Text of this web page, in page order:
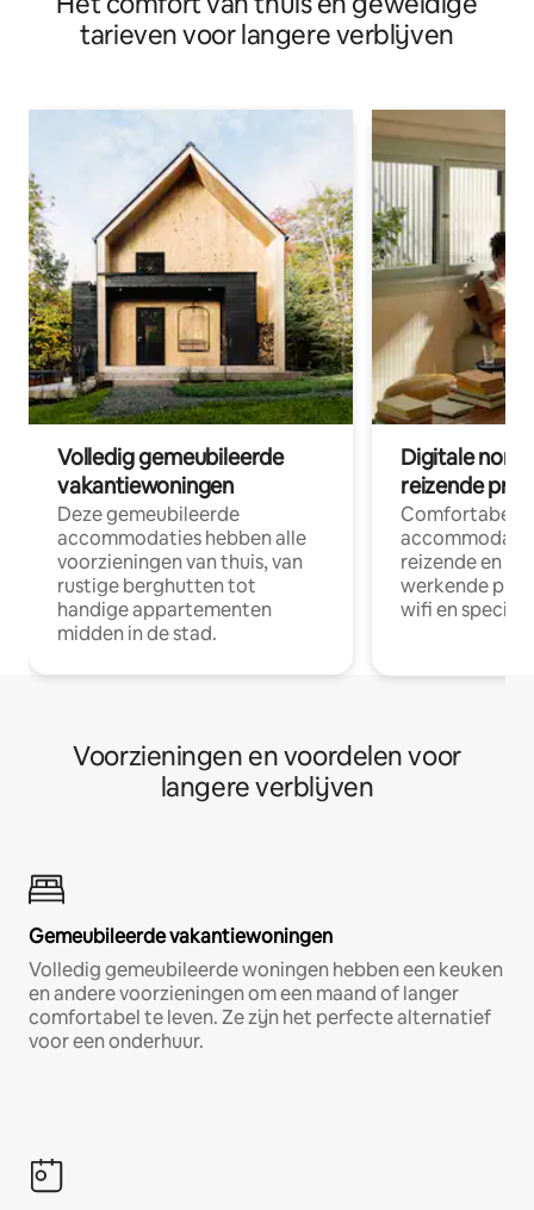
tarieven voor langere verblijven
Volledig gemeubileerde
vakantiewoningen
Deze gemeubileerde
accommodaties hebben alle
voorzieningen van thuis, van
rustige berghutten tot
handige appartementen
midden in de stad.
Digitale
reizende
Comfortabele
reizende en
werkende
wifi en
Voorzieningen en voordelen voor
langere verblijven
Gemeubileerde vakantiewoningen
Volledig gemeubileerde woningen hebben een keuken
en andere voorzieningen om een maand of langer
comfortabel te leven. Ze zijn het perfecte alternatief
voor een onderhuur.